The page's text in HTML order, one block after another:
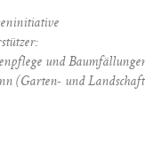
und
(Garten- und